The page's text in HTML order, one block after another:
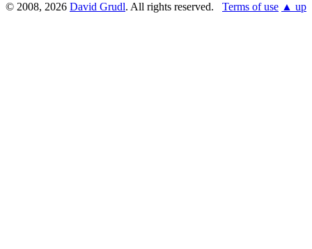
© 2008, 2026 David Grudl. All rights reserved. Terms of use ▲ up